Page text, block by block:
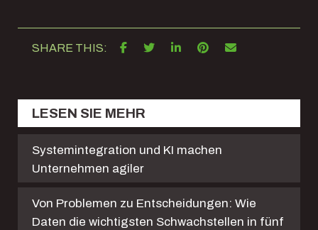
SHARE THIS:
LESEN SIE MEHR
Systemintegration und KI machen
Unternehmen agiler
Von Problemen zu Entscheidungen: Wie
Daten die wichtigsten Schwachstellen in fünf